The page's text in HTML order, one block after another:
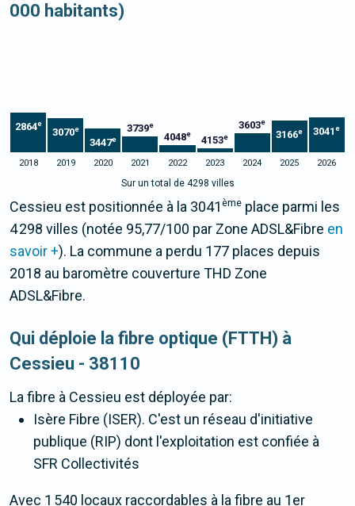
000 habitants)
2864e
3070e
3447e
3739e
4048e
4153e
3603e
3166e 3041e
2018 2019 2020 2021 2022 2023 2024 2025 2026
Sur un total de 4298 villes
Cessieu est positionnée à la 3041 ème place parmi les
4 298 villes (notée 95,77/100 par Zone ADSL&Fibre en
savoir +). La commune a perdu 177 places depuis
2018 au baromètre couverture THD Zone
ADSL&Fibre.
Qui déploie la fibre optique (FTTH) à
Cessieu - 38110
La fibre à Cessieu est déployée par:
Isère Fibre (ISER). C'est un réseau d'initiative
publique (RIP) dont l'exploitation est confiée à
SFR Collectivités
Avec 1 540 locaux raccordables à la fibre au 1er